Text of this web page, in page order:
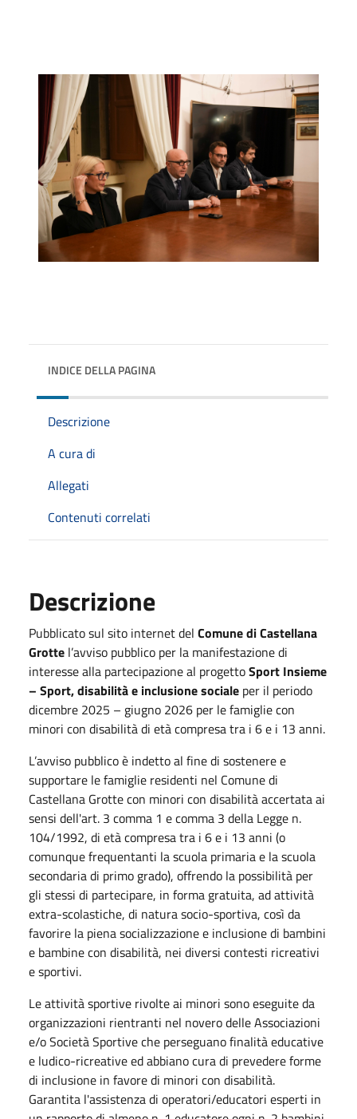
INDICE DELLA PAGINA
Descrizione
A cura di
Allegati
Contenuti correlati
Descrizione
Pubblicato sul sito internet del Comune di Castellana
Grotte l’avviso pubblico per la manifestazione di
interesse alla partecipazione al progettoSport Insieme
– Sport, disabilità e inclusione sociale per il periodo
dicembre 2025 – giugno 2026 per le famiglie con
minori con disabilità di età compresa tra i 6 e i 13 anni.
L’avviso pubblico è indetto al fine di sostenere e
supportare le famiglie residenti nel Comune di
Castellana Grotte con minori con disabilità accertata ai
sensi dell'art. 3 comma 1 e comma 3 della Legge n.
104/1992, di età compresa tra i 6 e i 13 anni (o
comunque frequentanti la scuola primaria e la scuola
secondaria di primo grado), offrendo la possibilità per
gli stessi di partecipare, in forma gratuita, ad attività
extra-scolastiche, di natura socio-sportiva, così da
favorire la piena socializzazione e inclusione di bambini
e bambine con disabilità, nei diversi contesti ricreativi
e sportivi.
Le attività sportive rivolte ai minori sono eseguite da
organizzazioni rientranti nel novero delle Associazioni
e/o Società Sportive che perseguano finalità educative
e ludico-ricreative ed abbiano cura di prevedere forme
di inclusione in favore di minori con disabilità.
Garantita l'assistenza di operatori/educatori esperti in